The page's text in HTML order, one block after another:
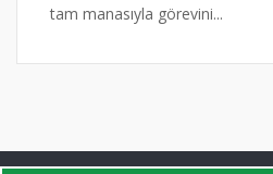
tam manasıyla görevini...